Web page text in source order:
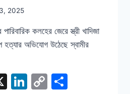
2025
কলহের জেরে স্ত্রী খাদিজা
অভিযোগ উঠেছে স্বামীর
X LinkedIn
Copy